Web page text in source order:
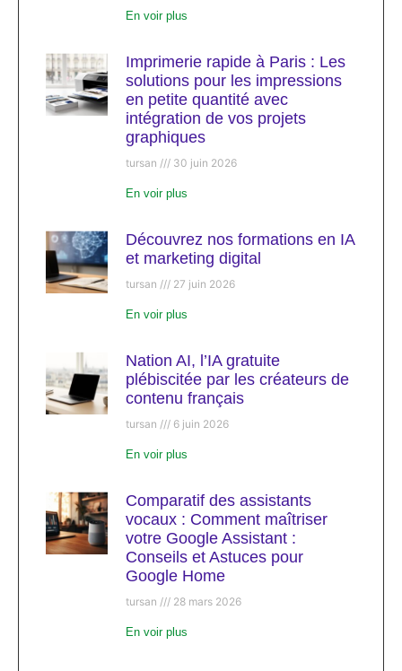
En voir plus
Imprimerie rapide à Paris : Les
solutions pour les impressions
en petite quantité avec
intégration de vos projets
graphiques
tursan 30 juin 2026
En voir plus
Découvrez nos formations en IA
et marketing digital
tursan 27 juin 2026
En voir plus
Nation AI, l’IA gratuite
plébiscitée par les créateurs de
contenu français
tursan 6 juin 2026
En voir plus
Comparatif des assistants
vocaux : Comment maîtriser
votre Google Assistant :
Conseils et Astuces pour
Google Home
tursan 28 mars 2026
En voir plus